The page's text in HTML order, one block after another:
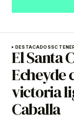
DESTACADOSSC
El Santa
Echeyde
victoria
Caballa